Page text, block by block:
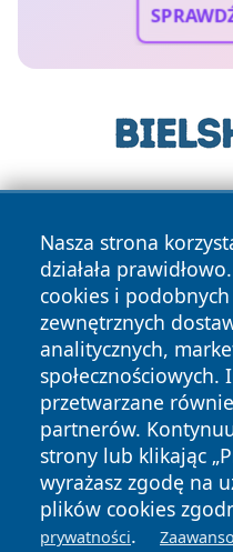
Nasza strona
działała
cookies i
zewnętrznych
analitycznych,
przetwarzane
partnerów.
strony lub klikając
wyrażasz zgodę na
plików cookies
prywatności.
Copyright © 2026
zastrzeżone.
News Autorzy